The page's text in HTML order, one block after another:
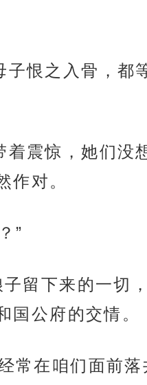
恨之入骨，都
震惊，她们没
作对。
”
留下来的一切
公府的交情。
常在咱们面前落